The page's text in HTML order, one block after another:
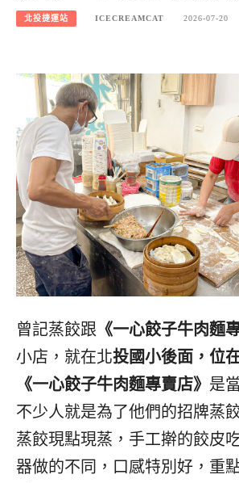
北投捷運站 ICECREAMCAT 2026-07-20
曾記蒸餃跟 《一心餃子牛肉麵
小店，就在北投國小後面，位
《一心餃子牛肉麵專賣店》 是
不少人就是為了他們的招牌蒸
蒸餃現點現蒸，手工擀的餃皮
器做的不同，口感特別好，重